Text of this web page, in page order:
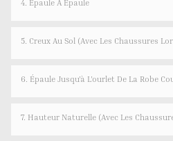
4. Épaule À Épaule
5. Creux Au Sol (avec Les Chaussures
6. Épaule Jusqu'à L'ourlet De La Robe
7. Hauteur Naturelle (avec Les